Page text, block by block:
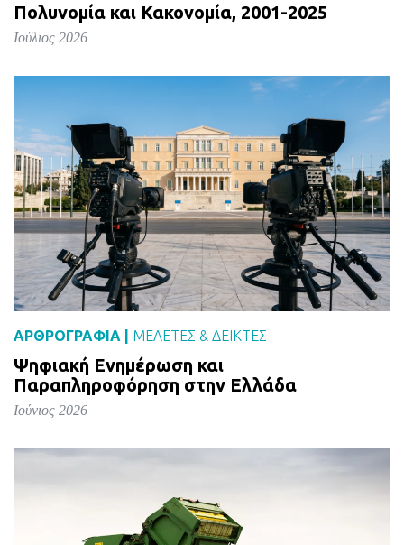
Πολυνομία και Κακονομία, 2001-2025
Ιούλιος 2026
ΑΡΘΡΟΓΡΑΦΙΑ | ΜΕΛΈΤΕΣ & ΔΕΙΚΤΕΣ
Ψηφιακή Ενημέρωση και
Παραπληροφόρηση στην Ελλάδα
Ιούνιος 2026